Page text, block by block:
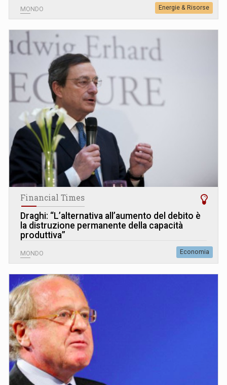
MONDO Energie & Risorse
Financial Times
Draghi: “L’alternativa all’aumento del debito è
la distruzione permanente della capacità
produttiva”
MONDO Economia